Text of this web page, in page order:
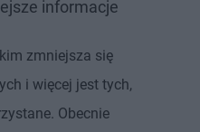
informacje
zmniejsza się
i więcej jest tych,
Obecnie